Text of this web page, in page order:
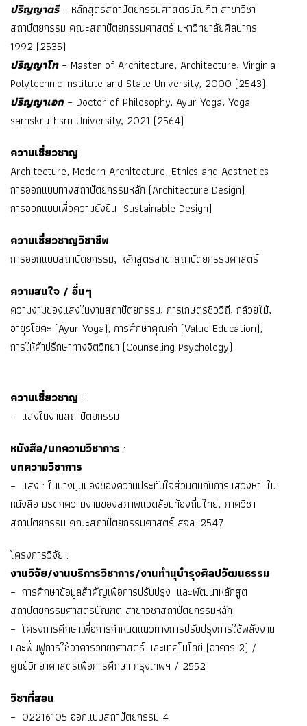
ปริญญาตรี– หลักสูตรสถาปัตยกรรมศาสตรบัณฑิต สาขาวิชา
สถาปัตยกรรม คณะสถาปัตยกรรมศาสตร์ มหาวิทยาลัยศิลปากร
1992 (2535)
ปริญญาโท– Master of Architecture, Architecture, Virginia
Polytechnic Institute and State University, 2000 (2543)
ปริญญาเอก– Doctor of Philosophy, Ayur Yoga, Yoga
samskruthsm University, 2021 (2564)
ความเชี่ยวชาญ
Architecture, Modern Architecture, Ethics and Aesthetics
การออกแบบทางสถาปัตยกรรมหลัก (Architecture Design)
การออกแบบเพื่อความยั่งยืน (Sustainable Design)
ความเชี่ยวชาญวิชาชีพ
การออกแบบสถาปัตยกรรม, หลักสูตรสาขาสถาปัตยกรรมศาสตร์
ความสนใจ / อื่นๆ
ความงามของแสงในงานสถาปัตยกรรม, การเกษตรชีววิถี, กล้วยไม้,
อายุรโยคะ (Ayur Yoga), การศึกษาคุณค่า (Value Education),
การให้คำปรึกษาทางจิตวิทยา (Counseling Psychology)
ความเชี่ยวชาญ :
– แสงในงานสถาปัตยกรรม
หนังสือ/บทความวิชาการ :
บทความวิชาการ
– แสง : ในบางมุมมองของความประทับใจส่วนตนกับการแสวงหา. ใน
หนังสือ มรดกความงามของสภาพแวดล้อมท้องถิ่นไทย, ภาควิชา
สถาปัตยกรรม คณะสถาปัตยกรรมศาสตร์ สจล. 2547
โครงการวิจัย :
งานวิจัย/งานบริการวิชาการ/งานทำนุบำรุงศิลปวัฒนธรรม
– การศึกษาข้อมูลสำคัญเพื่อการปรับปรุง และพัฒนาหลักสูต
สถาปัตยกรรมศาสตรบัณฑิต สาขาวิชาสถาปัตยกรรมหลัก
– โครงการศึกษาเพื่อการกำหนดแนวทางการปรับปรุงการใช้พลังงาน
และฟื้นฟูการใช้อาคารวิทยาศาสตร์ และเทคโนโลยี (อาคาร 2) /
ศูนย์วิทยาศาสตร์เพื่อการศึกษา กรุงเทพฯ / 2552
วิชาที่สอน
– 02216105 ออกแบบสถาปัตยกรรม 4